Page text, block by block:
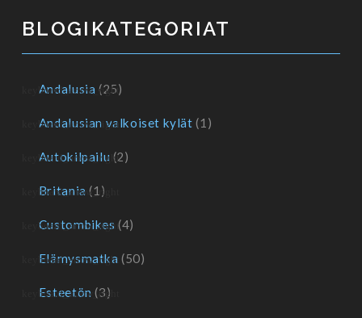
BLOGIKATEGORIAT
Andalusia (25)
Andalusian valkoiset kylät (1)
Autokilpailu (2)
Britania (1)
Custombikes (4)
Elämysmatka (50)
Esteetön (3)